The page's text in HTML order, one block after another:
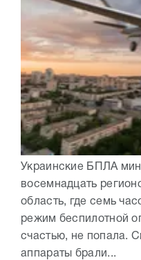
Украинские БПЛА
восемнадцать
область, где семь
режим беспилотной
счастью, не попала.
аппараты брали...